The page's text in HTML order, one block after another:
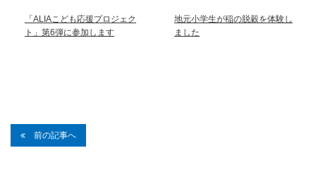
「ALIAこども応援プロジェク
ト」第6弾に参加します
地元小学生が稲の脱穀を体験し
ました
前の記事へ